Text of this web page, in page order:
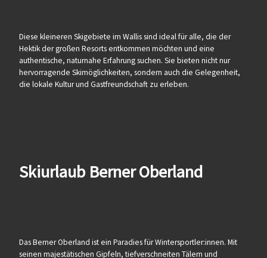
Diese kleineren Skigebiete im Wallis sind ideal für alle, die der
Hektik der großen Resorts entkommen möchten und eine
authentische, naturnahe Erfahrung suchen. Sie bieten nicht nur
hervorragende Skimöglichkeiten, sondern auch die Gelegenheit,
die lokale Kultur und Gastfreundschaft zu erleben.
Skiurlaub Berner Oberland
Das Berner Oberland ist ein Paradies für Wintersportler:innen. Mit
seinen majestätischen Gipfeln, tiefverschneiten Tälern und